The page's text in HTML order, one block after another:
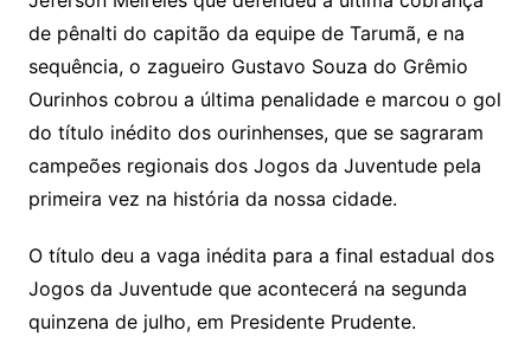
de pênalti do capitão da equipe de Tarumã, e na
sequência, o zagueiro Gustavo Souza do Grêmio
Ourinhos cobrou a última penalidade e marcou o gol
do título inédito dos ourinhenses, que se sagraram
campeões regionais dos Jogos da Juventude pela
primeira vez na história da nossa cidade.
O título deu a vaga inédita para a final estadual dos
Jogos da Juventude que acontecerá na segunda
quinzena de julho, em Presidente Prudente.